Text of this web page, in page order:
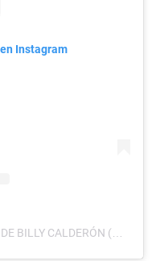
Instagram
UNA PUBLICACIÓN COMPARTIDA DE BILLY CALDERÓN (@BILLYCALDERON14)